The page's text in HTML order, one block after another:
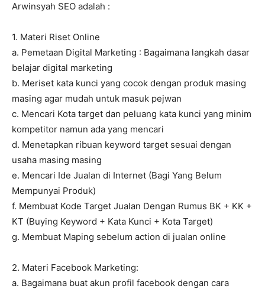
Arwinsyah SEO adalah :
1. Materi Riset Online
a. Pemetaan Digital Marketing : Bagaimana langkah dasar
belajar digital marketing
b. Meriset kata kunci yang cocok dengan produk masing
masing agar mudah untuk masuk pejwan
c. Mencari Kota target dan peluang kata kunci yang minim
kompetitor namun ada yang mencari
d. Menetapkan ribuan keyword target sesuai dengan
usaha masing masing
e. Mencari Ide Jualan di Internet (Bagi Yang Belum
Mempunyai Produk)
f. Membuat Kode Target Jualan Dengan Rumus BK + KK +
KT (Buying Keyword + Kata Kunci + Kota Target)
g. Membuat Maping sebelum action di jualan online
2. Materi Facebook Marketing:
a. Bagaimana buat akun profil facebook dengan cara